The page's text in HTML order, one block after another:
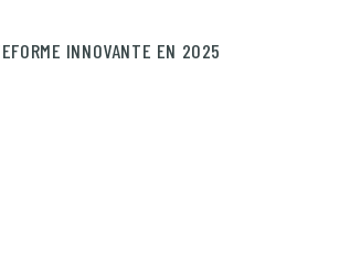
INNOVANTE EN 2025